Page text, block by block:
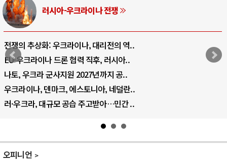
러시아-우크라이나 전쟁
전쟁의 추상화: 우크라이나, 대리전의 역..
EU·우크라이나 드론 협력 직후, 러시아..
나토, 우크라 군사지원 2027년까지 공..
우크라이나, 덴마크, 에스토니아, 네덜란..
러·우크라, 대규모 공습 주고받아…민간 ..
오피니언